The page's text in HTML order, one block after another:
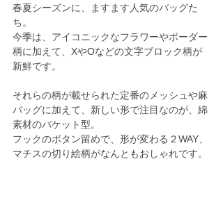
春夏シーズンに、ますます人気のバッグた
ち。
今季は、アイコニックなフラワーやボーダー
柄に加えて、XやOなどの文字ブロック柄が
新鮮です。
それらの柄が載せられた定番のメッシュや麻
バッグに加えて、新しい形で注目なのが、綿
素材のバケット型。
フックのボタン留めで、形が変わる２WAY、
マチスの切り絵柄がなんともおしゃれです。